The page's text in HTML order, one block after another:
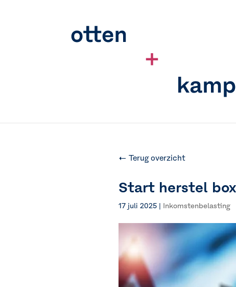
← Terug overzicht
Start herstel
17 juli 2025 | Inkomstenbelasting